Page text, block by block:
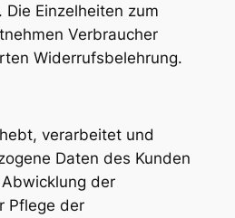
Einzelheiten zum
Verbraucher
Widerrufsbelehrung.
verarbeitet und
Daten des Kunden
der
Pflege der